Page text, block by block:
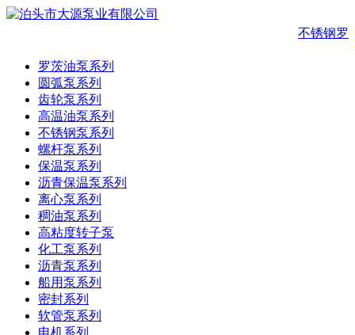
不锈钢罗
罗茨油泵系列
圆弧泵系列
齿轮泵系列
高温油泵系列
不锈钢泵系列
螺杆泵系列
保温泵系列
沥青保温泵系列
离心泵系列
稠油泵系列
高粘度转子泵
化工泵系列
沥青泵系列
船用泵系列
密封系列
软管泵系列
电机系列